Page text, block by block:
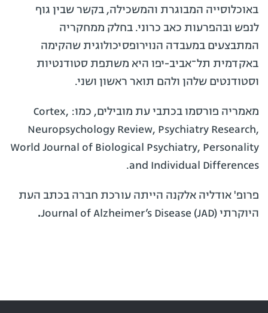
באוכלוסייה המבוגרת והמשכילה, בקשר שבין גוף
לנפש ובהפרעות כאב כרוני. בחלק ממחקריה
המתבצעים במעבדה הנוירופסיכולוגית שהקימה
באקדמית תל­־אביב-יפו היא משתפת סטודנטיות
וסטודנטים שלהן ולהם תואר ראשון ושני.
מאמריה פורסמו בכתבי עת מובילים, כמו: Cortex,
Neuropsychology Review, Psychiatry Research,
World Journal of Biological Psychiatry, Personality
and Individual Differences.
פרופ' אודליה אלקנה הייתה עורכת חברה בכתב העת
היוקרתי (JAD) Journal of Alzheimer’s Disease
.